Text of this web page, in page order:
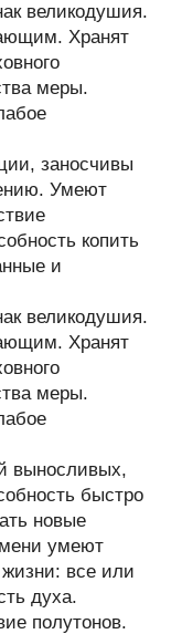
великодушия.
Хранят
меры.
заносчивы
Умеют
копить
и
великодушия.
Хранят
меры.
выносливых,
быстро
новые
умеют
все или
духа.
полутонов.